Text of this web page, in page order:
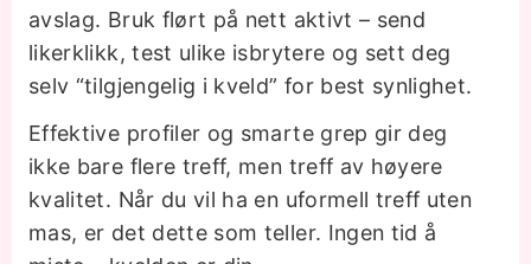
avslag. Bruk flørt på nett aktivt – send
likerklikk, test ulike isbrytere og sett deg
selv “tilgjengelig i kveld” for best synlighet.
Effektive profiler og smarte grep gir deg
ikke bare flere treff, men treff av høyere
kvalitet. Når du vil ha en uformell treff uten
mas, er det dette som teller. Ingen tid å